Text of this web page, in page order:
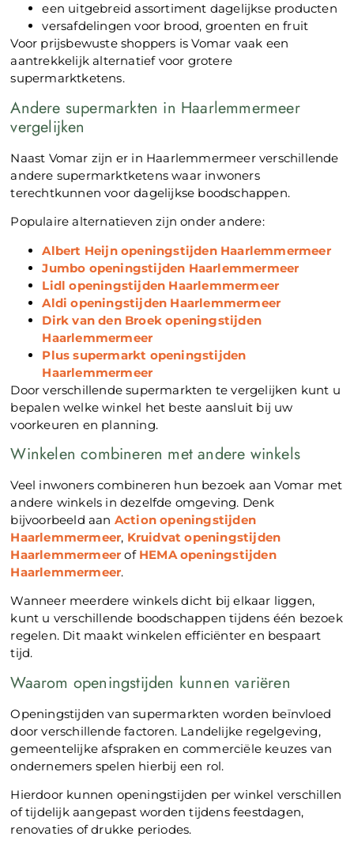
een uitgebreid assortiment dagelijkse producten
versafdelingen voor brood, groenten en fruit
Voor prijsbewuste shoppers is Vomar vaak een
aantrekkelijk alternatief voor grotere
supermarktketens.
Andere supermarkten in Haarlemmermeer
vergelijken
Naast Vomar zijn er in Haarlemmermeer verschillende
andere supermarktketens waar inwoners
terechtkunnen voor dagelijkse boodschappen.
Populaire alternatieven zijn onder andere:
Albert Heijn openingstijden Haarlemmermeer
Jumbo openingstijden Haarlemmermeer
Lidl openingstijden Haarlemmermeer
Aldi openingstijden Haarlemmermeer
Dirk van den Broek openingstijden
Haarlemmermeer
Plus supermarkt openingstijden
Haarlemmermeer
Door verschillende supermarkten te vergelijken kunt u
bepalen welke winkel het beste aansluit bij uw
voorkeuren en planning.
Winkelen combineren met andere winkels
Veel inwoners combineren hun bezoek aan Vomar met
andere winkels in dezelfde omgeving. Denk
bijvoorbeeld aan Action openingstijden
Haarlemmermeer, Kruidvat openingstijden
Haarlemmermeer of HEMA openingstijden
Haarlemmermeer.
Wanneer meerdere winkels dicht bij elkaar liggen,
kunt u verschillende boodschappen tijdens één bezoek
regelen. Dit maakt winkelen efficiënter en bespaart
tijd.
Waarom openingstijden kunnen variëren
Openingstijden van supermarkten worden beïnvloed
door verschillende factoren. Landelijke regelgeving,
gemeentelijke afspraken en commerciële keuzes van
ondernemers spelen hierbij een rol.
Hierdoor kunnen openingstijden per winkel verschillen
of tijdelijk aangepast worden tijdens feestdagen,
renovaties of drukke periodes.